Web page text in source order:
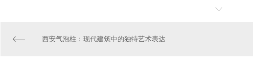
西安气泡柱：现代建筑中的独特艺术表达